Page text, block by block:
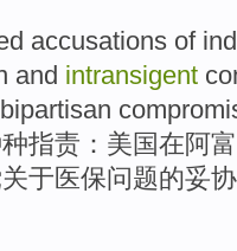
accusations of
and intransigent
bipartisan
指责 ： 美国在阿
关于 医保问题的妥协